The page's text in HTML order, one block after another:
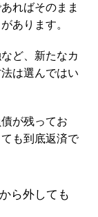
ればそのまま
あります。
ど、新たなカ
は選んではい
が残ってお
も到底返済で
ら外しても